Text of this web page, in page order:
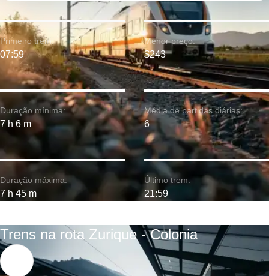
Duração mínima:
7 h 6 m
Primeiro trem:
07:59
Duração máxima:
7 h 45 m
Menor preço:
$243
Média de partidas diárias:
6
Último trem:
21:59
Trens na rota Zurique - Colonia